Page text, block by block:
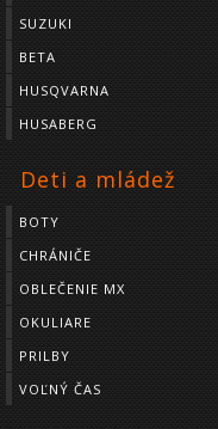
SUZUKI
BETA
HUSQVARNA
HUSABERG
Deti a mládež
BOTY
CHRÁNIČE
OBLEČENIE MX
OKULIARE
PRILBY
VOĽNÝ ČAS